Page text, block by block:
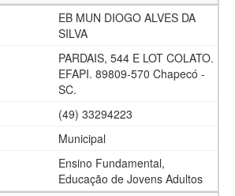
EB MUN DIOGO ALVES DA
SILVA
PARDAIS, 544 E LOT COLATO.
EFAPI. 89809-570 Chapecó -
SC.
(49) 33294223
Municipal
Ensino Fundamental,
Educação de Jovens Adultos